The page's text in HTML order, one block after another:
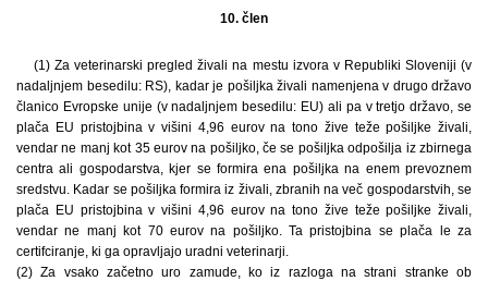
10. člen
(1) Za veterinarski pregled živali na mestu izvora v Republiki Sloveniji (v
nadaljnjem besedilu: RS), kadar je pošiljka živali namenjena v drugo državo
članico Evropske unije (v nadaljnjem besedilu: EU) ali pa v tretjo državo, se
plača EU pristojbina v višini 4,96 eurov na tono žive teže pošiljke živali,
vendar ne manj kot 35 eurov na pošiljko, če se pošiljka odpošilja iz zbirnega
centra ali gospodarstva, kjer se formira ena pošiljka na enem prevoznem
sredstvu. Kadar se pošiljka formira iz živali, zbranih na več gospodarstvih, se
plača EU pristojbina v višini 4,96 eurov na tono žive teže pošiljke živali,
vendar ne manj kot 70 eurov na pošiljko. Ta pristojbina se plača le za
certifciranje, ki ga opravljajo uradni veterinarji.
(2) Za vsako začetno uro zamude, ko iz razloga na strani stranke ob